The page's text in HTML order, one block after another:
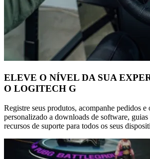
ELEVE O NÍVEL DA SUA
O LOGITECH G
Registre seus produtos, acompanhe pedidos e
personalizado a downloads de software, guias
recursos de suporte para todos os seus